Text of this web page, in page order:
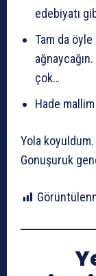
edebiyatı
Tam da
çok…
Hade
Yola
Gonuşuruk